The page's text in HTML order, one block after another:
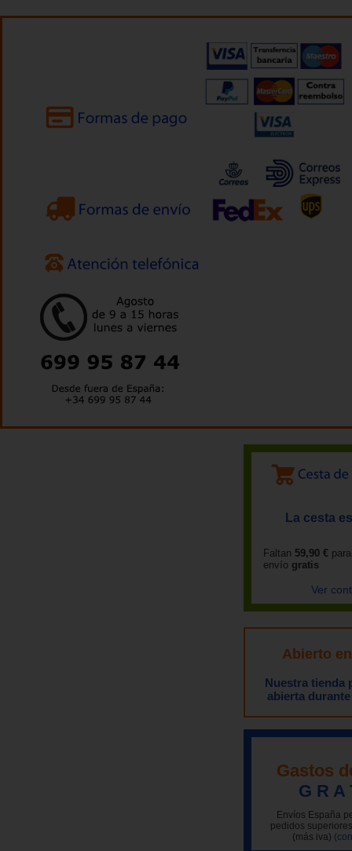
La cesta
Faltan 59,90 €
envío gratis
Ver
Abierto
Nuestra tienda
abierta
Gastos
G R A
Envíos España
pedidos
(más iva)